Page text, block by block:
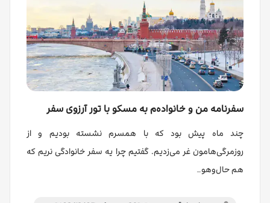
سفرنامه من و خانواده‌م به مسکو با تور آرزوی سفر
چند ماه پیش بود که با همسرم نشسته بودیم و از
روزمرگی‌هامون غر می‌زدیم. گفتیم چرا یه سفر خانوادگی نریم که
هم حال‌وهو…